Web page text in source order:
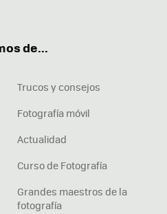
de...
Trucos y consejos
Fotografía móvil
Actualidad
Curso de Fotografía
Grandes maestros de la
fotografía